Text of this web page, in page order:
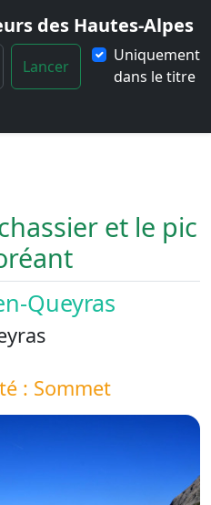
des Hautes-Alpes
Lancer
Uniquement
dans le titre
et-le-pic-de-Foreant
et le pic
Queyras
: Sommet